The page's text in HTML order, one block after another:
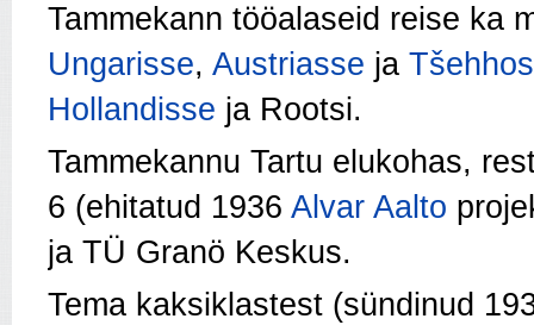
Tammekann tööalaseid reise ka
Ungarisse, Austriasse ja
Hollandisse ja Rootsi.
Tammekannu Tartu elukohas,
6 (ehitatud 1936 Alvar Aalto
ja TÜ Granö Keskus.
Tema kaksiklastest (sündinud